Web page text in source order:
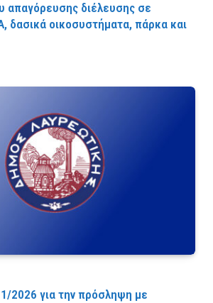
απαγόρευσης διέλευσης σε
δασικά οικοσυστήματα, πάρκα και
2026 για την πρόσληψη με